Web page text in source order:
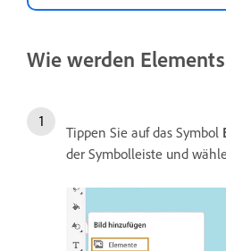
Wie werden
Tippen Sie auf das Symbol
der Symbolleiste und